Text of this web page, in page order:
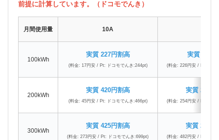
前提に計算しています。（ドコモでんき）
月間使用量 10A
100kWh
実質 227円割高
(料金: 17円安 / Pt: ドコモでんき:244pt)
実質 30円
(料金: 226円安 / Pt: ドコ
200kWh
実質 420円割高
(料金: 45円安 / Pt: ドコモでんき:466pt)
実質 223円
(料金: 254円安 / Pt: ドコ
300kWh
実質 425円割高
(料金: 273円安 / Pt: ドコモでんき:699pt)
実質 228円
(料金: 482円安 / Pt: ドコ